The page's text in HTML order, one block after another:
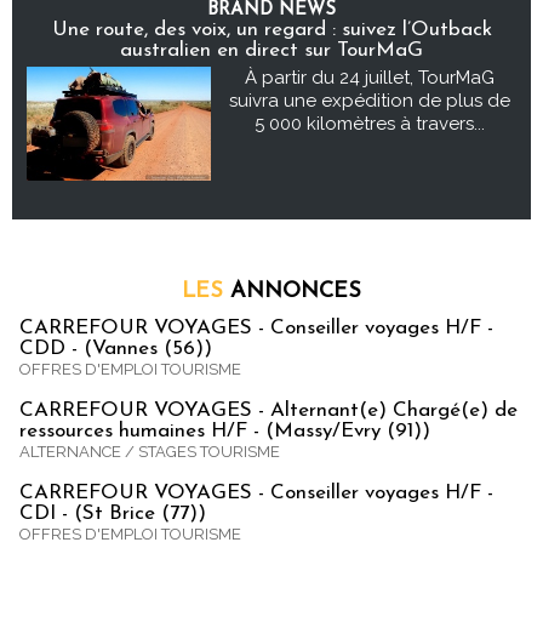
BRAND NEWS
Une route, des voix, un regard : suivez l’Outback
australien en direct sur TourMaG
À partir du 24 juillet, TourMaG
suivra une expédition de plus de
5 000 kilomètres à travers...
LES ANNONCES
CARREFOUR VOYAGES - Conseiller voyages H/F -
CDD - (Vannes (56))
OFFRES D'EMPLOI TOURISME
CARREFOUR VOYAGES - Alternant(e) Chargé(e) de
ressources humaines H/F - (Massy/Evry (91))
ALTERNANCE / STAGES TOURISME
CARREFOUR VOYAGES - Conseiller voyages H/F -
CDI - (St Brice (77))
OFFRES D'EMPLOI TOURISME